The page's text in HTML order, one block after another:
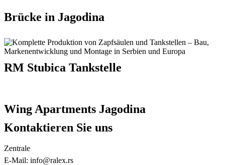
Brücke in Jagodina
RM Stubica Tankstelle
Wing Apartments Jagodina
Kontaktieren Sie uns
Zentrale
E-Mail: info@ralex.rs